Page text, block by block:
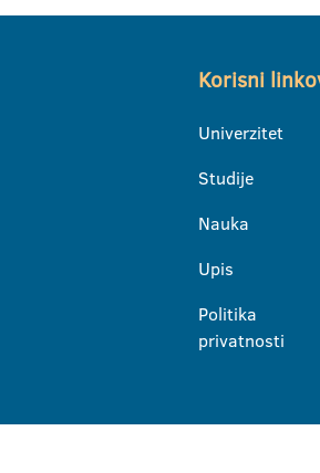
Korisni
Univerzitet
Studije
Nauka
Upis
Politika
privatnosti